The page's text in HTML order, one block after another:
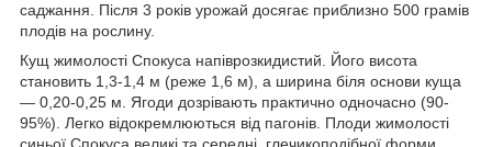
саджання. Після 3 років урожай досягає приблизно 500 грамів
плодів на рослину.
Кущ жимолості Спокуса напіврозкидистий. Його висота
становить 1,3-1,4 м (реже 1,6 м), а ширина біля основи куща
— 0,20-0,25 м. Ягоди дозрівають практично одночасно (90-
95%). Легко відокремлюються від пагонів. Плоди жимолості